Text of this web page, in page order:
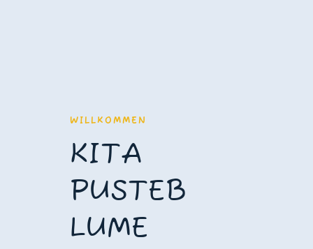
WILLKOMMEN
KITA
PUSTEB
LUME